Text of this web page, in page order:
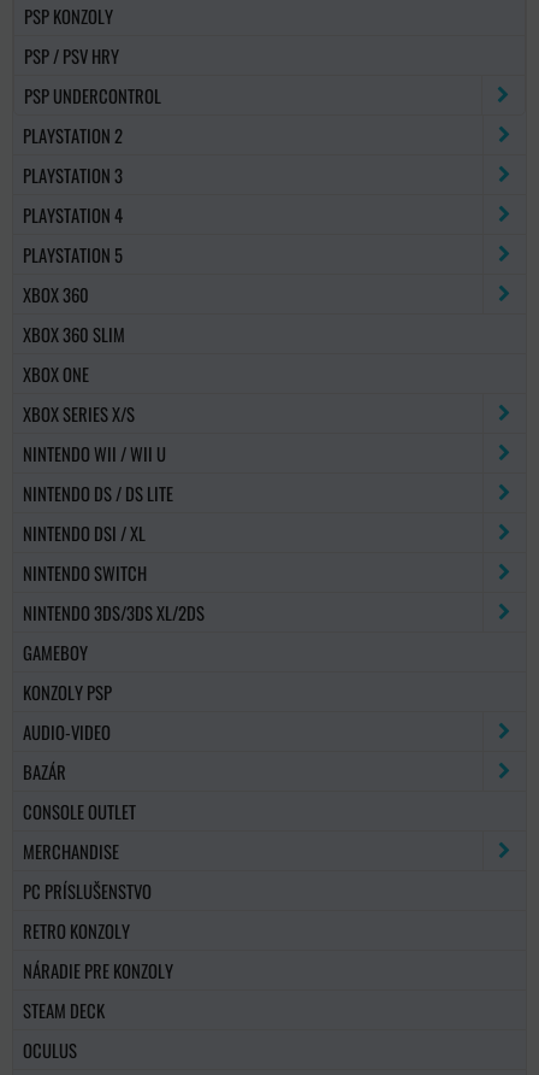
PSP KONZOLY
PSP / PSV HRY
PSP UNDERCONTROL
PLAYSTATION 2
PLAYSTATION 3
PLAYSTATION 4
PLAYSTATION 5
XBOX 360
XBOX 360 SLIM
XBOX ONE
XBOX SERIES X/S
NINTENDO WII / WII U
NINTENDO DS / DS LITE
NINTENDO DSI / XL
NINTENDO SWITCH
NINTENDO 3DS/3DS XL/2DS
GAMEBOY
KONZOLY PSP
AUDIO-VIDEO
BAZÁR
CONSOLE OUTLET
MERCHANDISE
PC PRÍSLUŠENSTVO
RETRO KONZOLY
NÁRADIE PRE KONZOLY
STEAM DECK
OCULUS